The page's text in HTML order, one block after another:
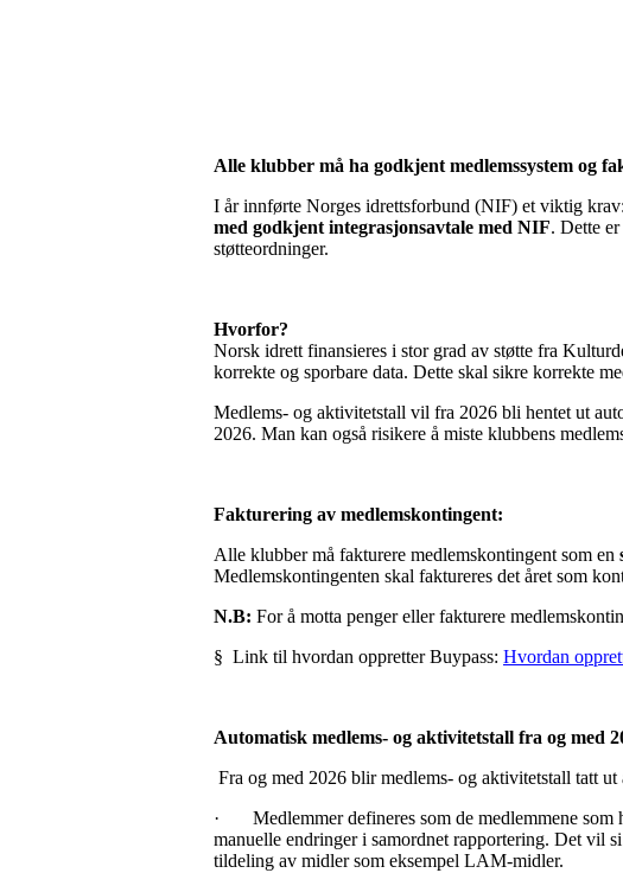
Alle klubber må ha godkjent medlemssystem og
I år innførte Norges idrettsforbund (NIF) et viktig krav:
med godkjent integrasjonsavtale med NIF. Dette
støtteordninger.
Hvorfor?
Norsk idrett finansieres i stor grad av støtte fra
korrekte og sporbare data. Dette skal sikre korrekte
Medlems- og aktivitetstall vil fra 2026 bli hentet ut
2026. Man kan også risikere å miste klubbens
Fakturering av medlemskontingent:
Alle klubber må fakturere medlemskontingent som en
Medlemskontingenten skal faktureres det året som
N.B: For å motta penger eller fakturere
§ Link til hvordan oppretter Buypass: Hvordan
Automatisk medlems- og aktivitetstall fra og med
Fra og med 2026 blir medlems- og aktivitetstall tatt
·
Medlemmer defineres som de medlemmene
manuelle endringer i samordnet rapportering. Det vil
tildeling av midler som eksempel LAM-midler.